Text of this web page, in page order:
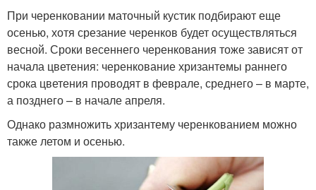
При черенковании маточный кустик подбирают еще
осенью, хотя срезание черенков будет осуществляться
весной. Сроки весеннего черенкования тоже зависят от
начала цветения: черенкование хризантемы раннего
срока цветения проводят в феврале, среднего – в марте,
а позднего – в начале апреля.
Однако размножить хризантему черенкованием можно
также летом и осенью.